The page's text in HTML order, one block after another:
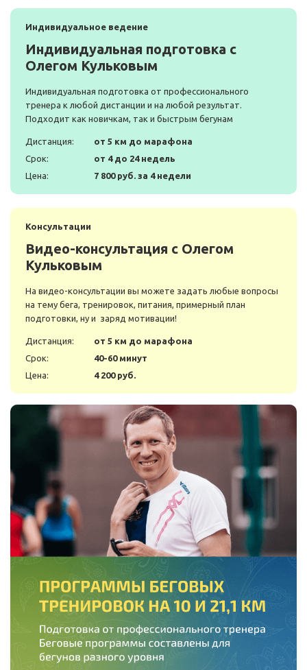
Индивидуальное ведение
Индивидуальная подготовка с
Олегом Кульковым
Индивидуальная подготовка от профессионального
тренера к любой дистанции и на любой результат.
Подходит как новичкам, так и быстрым бегунам
Дистанция:
от 5 км до марафона
Срок:
от 4 до 24 недель
Цена:
7 800 руб. за 4 недели
Консультации
Видео-консультация с Олегом
Кульковым
На видео-консультации вы можете задать любые вопросы
на тему бега, тренировок, питания, примерный план
подготовки, ну и заряд мотивации!
Дистанция:
от 5 км до марафона
Срок:
40-60 минут
Цена:
4 200 руб.